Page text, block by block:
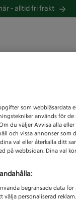
-alltid fri frakt
som webbläsardata
används för de
du väljer Avvisa alla
och vissa annonser som
val eller återkalla ditt
på webbsidan. Dina val
begränsade data för
personaliserad